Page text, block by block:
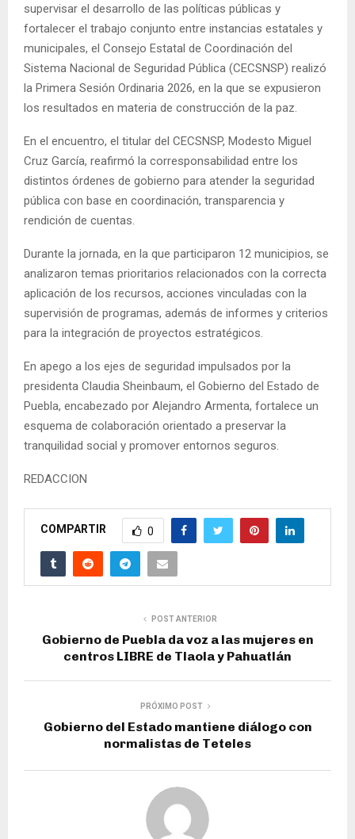
supervisar el desarrollo de las políticas públicas y
fortalecer el trabajo conjunto entre instancias estatales y
municipales, el Consejo Estatal de Coordinación del
Sistema Nacional de Seguridad Pública (CECSNSP) realizó
la Primera Sesión Ordinaria 2026, en la que se expusieron
los resultados en materia de construcción de la paz.
En el encuentro, el titular del CECSNSP, Modesto Miguel
Cruz García, reafirmó la corresponsabilidad entre los
distintos órdenes de gobierno para atender la seguridad
pública con base en coordinación, transparencia y
rendición de cuentas.
Durante la jornada, en la que participaron 12 municipios, se
analizaron temas prioritarios relacionados con la correcta
aplicación de los recursos, acciones vinculadas con la
supervisión de programas, además de informes y criterios
para la integración de proyectos estratégicos.
En apego a los ejes de seguridad impulsados por la
presidenta Claudia Sheinbaum, el Gobierno del Estado de
Puebla, encabezado por Alejandro Armenta, fortalece un
esquema de colaboración orientado a preservar la
tranquilidad social y promover entornos seguros.
REDACCION
COMPARTIR 0
POST ANTERIOR
Gobierno de Puebla da voz a las mujeres en
centros LIBRE de Tlaola y Pahuatlán
PRÓXIMO POST
Gobierno del Estado mantiene diálogo con
normalistas de Teteles